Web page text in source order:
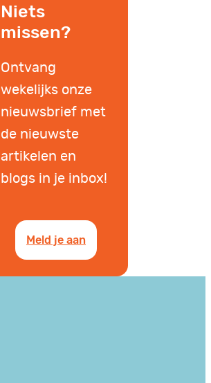
Niets
missen?
Ontvang
wekelijks onze
nieuwsbrief met
de nieuwste
artikelen en
blogs in je inbox!
Meld je aan